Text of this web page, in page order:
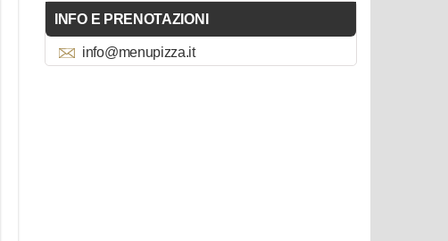
INFO E PRENOTAZIONI
info@menupizza.it